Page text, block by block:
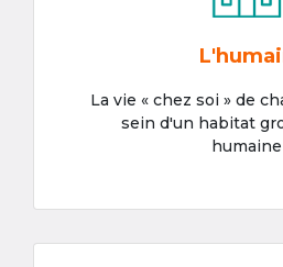
La vie « chez soi » de
sein d'un habitat
humaine